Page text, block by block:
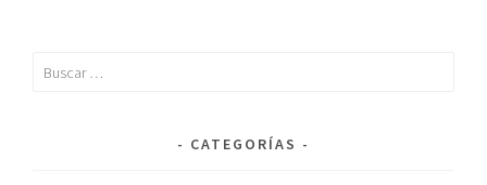
CATEGORÍAS